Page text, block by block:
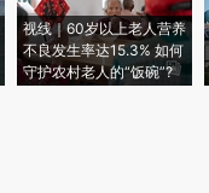
视线｜60岁以上老人营养
不良发生率达15.3% 如何
守护农村老人的“饭碗”?